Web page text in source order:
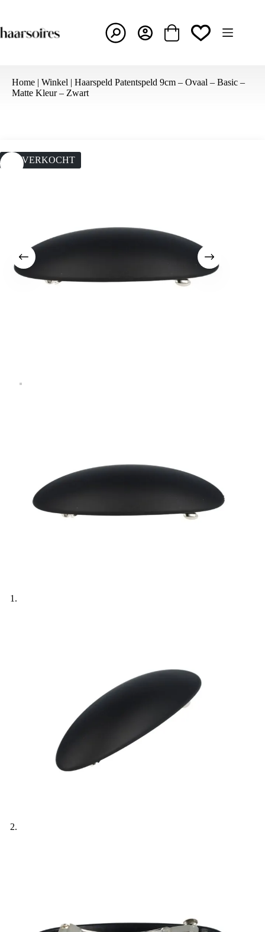
de
inhoud
Winkelwagen
Home | Winkel | Haarspeld Patentspeld 9cm – Ovaal – Basic –
Matte Kleur – Zwart
UITVERKOCHT